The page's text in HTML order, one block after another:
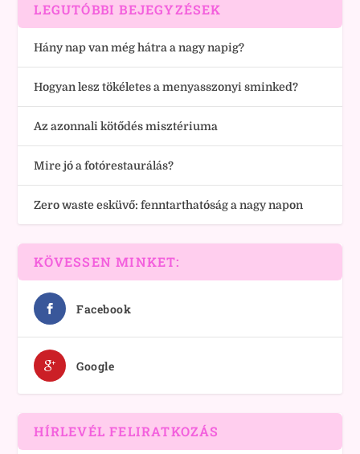
LEGUTÓBBI BEJEGYZÉSEK
Hány nap van még hátra a nagy napig?
Hogyan lesz tökéletes a menyasszonyi sminked?
Az azonnali kötődés misztériuma
Mire jó a fotórestaurálás?
Zero waste esküvő: fenntarthatóság a nagy napon
KÖVESSEN MINKET:
Facebook
Google
HÍRLEVÉL FELIRATKOZÁS